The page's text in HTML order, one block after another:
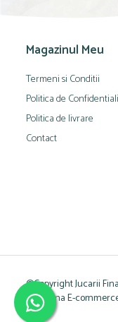
Magazinul Meu
Termeni si Conditii
Politica de
Politica de livrare
Contact
©Copyright Jucarii
Platforma E-